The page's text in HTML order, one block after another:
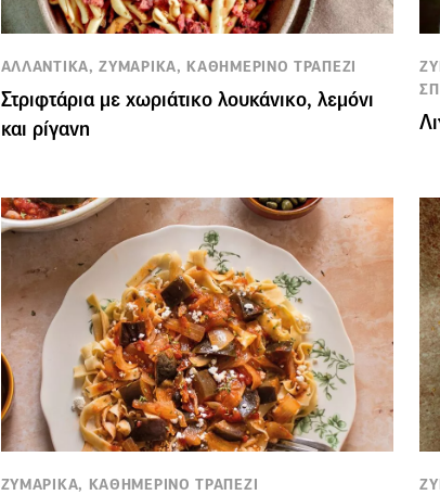
ΑΛΛΑΝΤΙΚΑ, ΖΥΜΑΡΙΚΑ, ΚΑΘΗΜΕΡΙΝΟ ΤΡΑΠΕΖΙ
Στριφτάρια με χωριάτικο λουκάνικο, λεμόνι
και ρίγανη
ΖΥΜΑΡΙΚΑ, ΚΑΘΗΜΕΡΙΝΟ ΤΡΑΠΕΖΙ